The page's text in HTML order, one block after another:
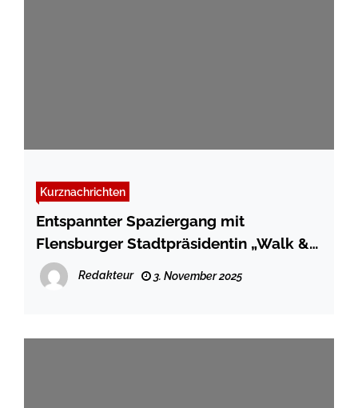
Kurznachrichten
Entspannter Spaziergang mit
Flensburger Stadtpräsidentin „Walk &
talk“ am 12. November
Redakteur 3. November 2025